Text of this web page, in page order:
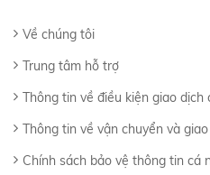
Về chúng tôi
Trung tâm hỗ trợ
Thông tin về điều kiện giao dịch
Thông tin về vận chuyển và
Chính sách bảo vệ thông tin cá